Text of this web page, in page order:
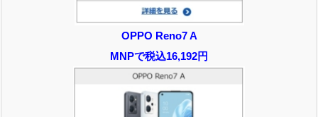
OPPO Reno7 A
MNPで税込16,192円